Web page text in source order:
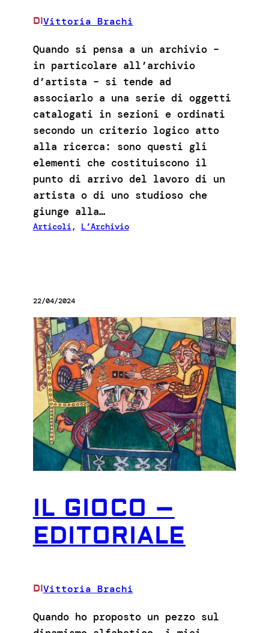
DIVittoria Brachi
Quando si pensa a un archivio –
in particolare all’archivio
d’artista – si tende ad
associarlo a una serie di oggetti
catalogati in sezioni e ordinati
secondo un criterio logico atto
alla ricerca: sono questi gli
elementi che costituiscono il
punto di arrivo del lavoro di un
artista o di uno studioso che
giunge alla…
Articoli, L’Archivio
22/04/2024
IL GIOCO –
EDITORIALE
DIVittoria Brachi
Quando ho proposto un pezzo sul